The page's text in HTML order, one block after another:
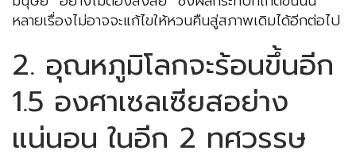
หลายเรื่องไม่อาจจะแก้ไขให้หวนคืนสู่สภาพเดิมได้อีกต่อไป
2. อุณหภูมิโลกจะร้อนขึ้นอีก
1.5 องศาเซลเซียสอย่าง
แน่นอน ในอีก 2 ทศวรรษ